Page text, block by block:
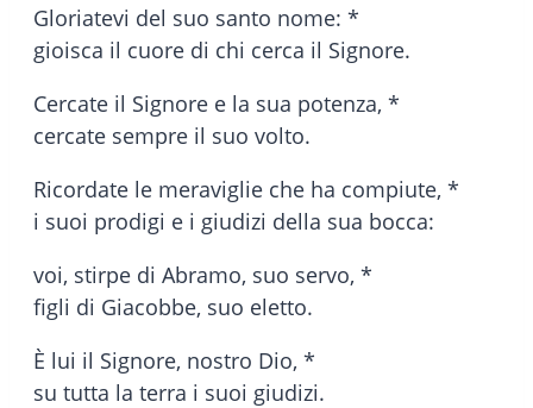
Gloriatevi del suo santo nome: *
gioisca il cuore di chi cerca il Signore.
Cercate il Signore e la sua potenza, *
cercate sempre il suo volto.
Ricordate le meraviglie che ha compiute, *
i suoi prodigi e i giudizi della sua bocca:
voi, stirpe di Abramo, suo servo, *
figli di Giacobbe, suo eletto.
È lui il Signore, nostro Dio, *
su tutta la terra i suoi giudizi.